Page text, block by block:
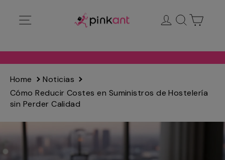
directamente
Ingresar
Buscar
Home
Noticias
Cómo Reducir Costes en Suministros de Hostelería
sin Perder Calidad